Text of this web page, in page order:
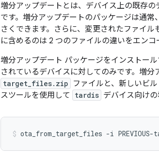
増分アップデートとは、デバイス上の既存
です。増分アップデートのパッケージは通
さくできます。さらに、変更されたファイ
に含めるのは 2 つのファイルの違いをエンコ
増分アップデート パッケージをインストー
されているデバイスに対してのみです。増
target_files.zip ファイルと、新しいビ
スツールを使用して
tardis デバイス向け
ota_from_target_files -i